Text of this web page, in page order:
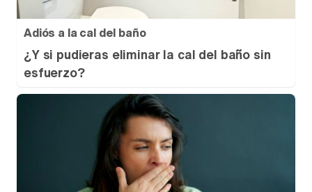
Adiós a la cal del baño
¿Y si pudieras eliminar la cal del baño sin
esfuerzo?